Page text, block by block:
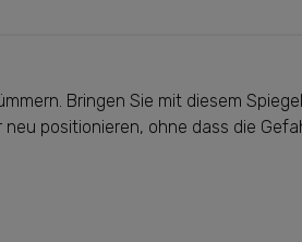
Bringen Sie mit diesem
positionieren, ohne dass die